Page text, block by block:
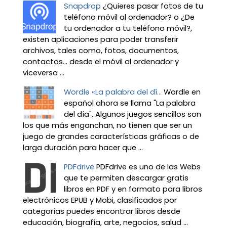
Snapdrop ¿Quieres pasar fotos de tu
teléfono móvil al ordenador? o ¿De
tu ordenador a tu teléfono móvil?,
existen aplicaciones para poder transferir
archivos, tales como, fotos, documentos,
contactos… desde el móvil al ordenador y
viceversa ...
Wordle «La palabra del dí... Wordle en
español ahora se llama "La palabra
del día". Algunos juegos sencillos son
los que más enganchan, no tienen que ser un
juego de grandes características gráficas o de
larga duración para hacer que ...
PDFdrive PDFdrive es uno de las Webs
que te permiten descargar gratis
libros en PDF y en formato para libros
electrónicos EPUB y Mobi, clasificados por
categorías puedes encontrar libros desde
educación, biografía, arte, negocios, salud ...